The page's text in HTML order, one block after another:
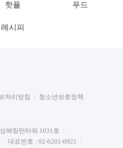
핫플 푸드
레시피
처리방침 청소년보호정책
해링턴타워 1031호
대표번호 : 02-6201-0921